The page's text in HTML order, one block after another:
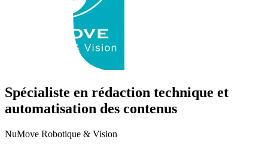
Spécialiste en rédaction technique et
automatisation des contenus
NuMove Robotique & Vision